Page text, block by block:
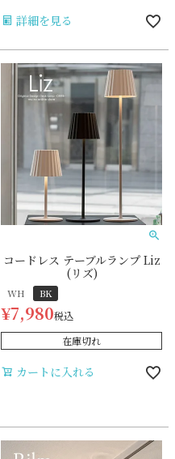
詳細を見る
コードレス テーブルランプ Liz
(リズ)
WH BK
¥7,980税込
在庫切れ
カートに入れる